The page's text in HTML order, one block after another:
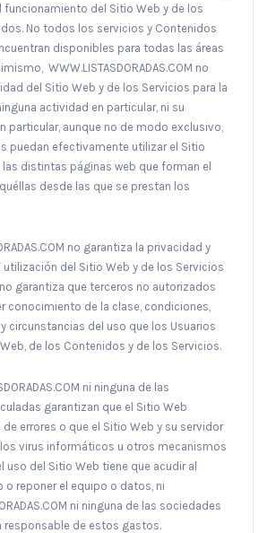
funcionamiento del Sitio Web y de los
No todos los servicios y Contenidos
disponibles para todas las áreas
WWW.LISTASDORADAS.COM no
del Sitio Web y de los Servicios para la
actividad en particular, ni su
particular, aunque no de modo exclusivo,
puedan efectivamente utilizar el Sitio
las distintas páginas web que forman el
desde las que se prestan los
no garantiza la privacidad y
utilización del Sitio Web y de los Servicios
garantiza que terceros no autorizados
conocimiento de la clase, condiciones,
circunstancias del uso que los Usuarios
de los Contenidos y de los Servicios.
ni ninguna de las
garantizan que el Sitio Web
errores o que el Sitio Web y su servidor
virus informáticos u otros mecanismos
uso del Sitio Web tiene que acudir al
o reponer el equipo o datos, ni
ni ninguna de las sociedades
responsable de estos gastos.